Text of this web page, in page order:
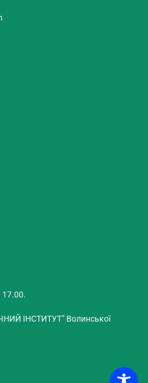
17.00.
ІНСТИТУТ” Волинської